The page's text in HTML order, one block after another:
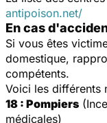
antipoison.net/
En cas
Si vous êtes
domestique,
compétents.
Voici les différents
18 : Pompiers
médicales)